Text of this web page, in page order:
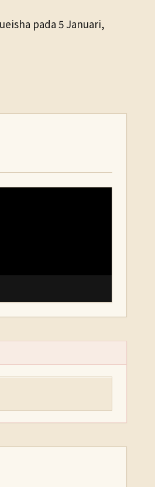
pada 5 Januari,